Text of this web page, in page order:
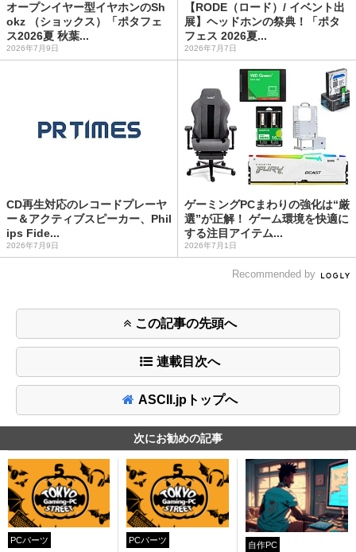
オープンイヤー型イヤホンのSh
okz （ショックス）「ポタフェ
ス2026夏 秋葉...
2026年7月9日
【RODE（ロード）/ イベント出
展】ヘッドホンの祭典！「ポタ
フェス 2026夏...
2026年7月7日
CD再生対応のレコードプレーヤ
ー＆アクティブスピーカー、Phil
ips Fide...
2026年7月9日
ゲーミングPCまわりの強化は“厳
選”が正解！ ゲーム環境を快適に
する注目アイテム...
2026年7月1日
Recommended by
この記事の先頭へ
連載目次へ
ASCII.jpトップへ
次にお勧めの記事
PCパーツ PCパーツ 自作PC